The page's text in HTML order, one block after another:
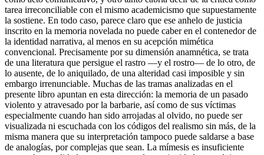
tarea irreconciliable con el mismo academicismo que supuestamente
la sostiene. En todo caso, parece claro que ese anhelo de justicia
inscrito en la memoria novelada no puede caber en el contenedor de
la identidad narrativa, al menos en su acepción mimética
convencional. Precisamente por su dimensión anamnética, se trata
de una literatura que persigue el rastro —y el rostro— de lo otro, de
lo ausente, de lo aniquilado, de una alteridad casi imposible y sin
embargo irrenunciable. Muchas de las tramas analizadas en el
presente libro apuntan en esta dirección: la memoria de un pasado
violento y atravesado por la barbarie, así como de sus víctimas
especialmente cuando han sido arrojadas al olvido, no puede ser
visualizada ni escuchada con los códigos del realismo sin más, de la
misma manera que su interpretación tampoco puede saldarse a base
de analogías, por complejas que sean. La mímesis es insuficiente